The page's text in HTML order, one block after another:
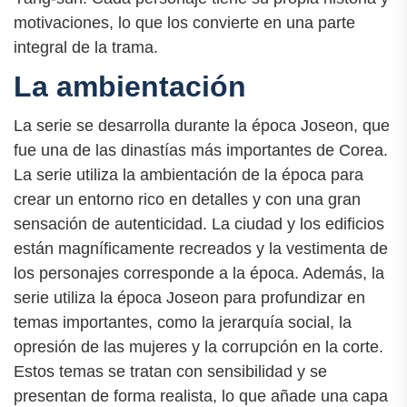
motivaciones, lo que los convierte en una parte
integral de la trama.
La ambientación
La serie se desarrolla durante la época Joseon, que
fue una de las dinastías más importantes de Corea.
La serie utiliza la ambientación de la época para
crear un entorno rico en detalles y con una gran
sensación de autenticidad. La ciudad y los edificios
están magníficamente recreados y la vestimenta de
los personajes corresponde a la época. Además, la
serie utiliza la época Joseon para profundizar en
temas importantes, como la jerarquía social, la
opresión de las mujeres y la corrupción en la corte.
Estos temas se tratan con sensibilidad y se
presentan de forma realista, lo que añade una capa